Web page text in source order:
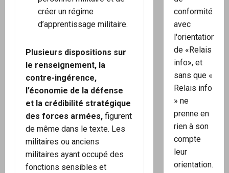
créer un régime
d’apprentissage militaire.
Plusieurs dispositions sur
le renseignement, la
contre-ingérence,
l’économie de la défense
et la crédibilité stratégique
des forces armées, figurent
de même dans le texte. Les
militaires ou anciens
militaires ayant occupé des
fonctions sensibles et
conformité
avec
l'orientation
de «Relais
info», et
sans que «
Relais info
» ne
prenne en
rien à son
compte
leur
orientation.